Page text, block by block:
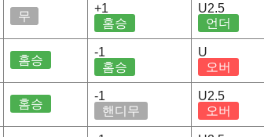
무
+1
홈승
U2.5
언더
홈승
-1
홈승
U
오버
홈승
-1
핸디무
U2.5
오버